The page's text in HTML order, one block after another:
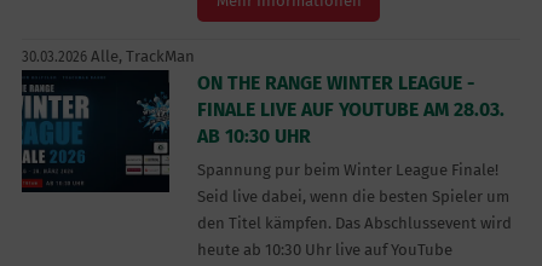
30.03.2026 Alle, TrackMan
ON THE RANGE WINTER LEAGUE -
FINALE LIVE AUF YOUTUBE AM 28.03.
AB 10:30 UHR
Spannung pur beim Winter League Finale!
Seid live dabei, wenn die besten Spieler um
den Titel kämpfen. Das Abschlussevent wird
heute ab 10:30 Uhr live auf YouTube